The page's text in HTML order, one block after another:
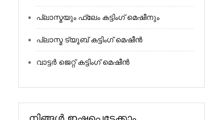
പ്ലാസ്മയും ഫ്ലേം കട്ടിംഗ് മെഷീനും
പ്ലാസ്മ ട്യൂബ് കട്ടിംഗ് മെഷീൻ
വാട്ടർ ജെറ്റ് കട്ടിംഗ് മെഷീൻ
നിങ്ങൾ ഇഷ്ടപ്പെട്ടേക്കാം